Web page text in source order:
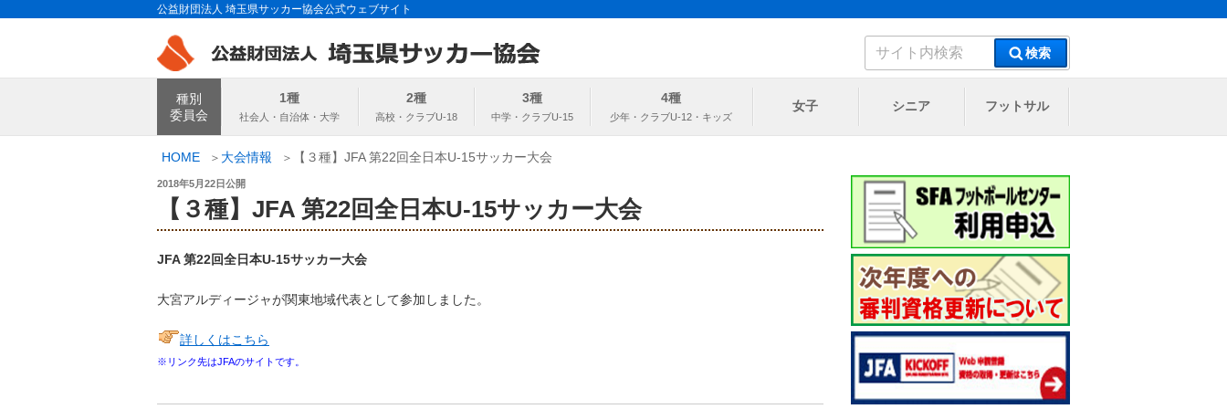
ス
公益財団法人 埼玉県サッカー協会公式ウェブサイト
索:
検索
埼玉県サッカー協会
種別
委員会
1種 2種 3種 4種
女子 シニア フットサル
HOME 大会情報 【３種】JFA 第22回全日本U-15サッカー大会
投
2018年5月22日公開
【３種】JFA 第22回全日本U-15サッカー大会
JFA 第22回全日本U-15サッカー大会
大宮アルディージャが関東地域代表として参加しました。
詳しくはこちら
※リンク先はJFAのサイトです。